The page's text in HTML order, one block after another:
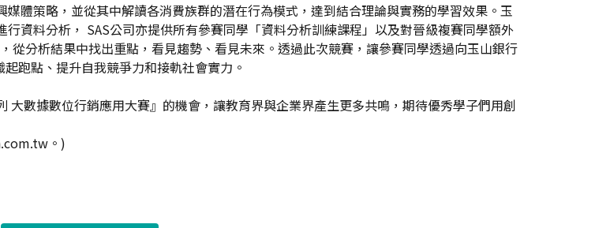
體策略，並從其中解讀各消費族群的潛在行為模式，達到結合理論與實務的學習效果。玉
資料分析， SAS公司亦提供所有參賽同學「資料分析訓練課程」以及對晉級複賽同學額外
分析結果中找出重點，看見趨勢、看見未來。透過此次競賽，讓參賽同學透過向玉山銀行
跑點、提升自我競爭力和接軌社會實力。
數據數位行銷應用大賽』的機會，讓教育界與企業界產生更多共鳴，期待優秀學子們用創
。)